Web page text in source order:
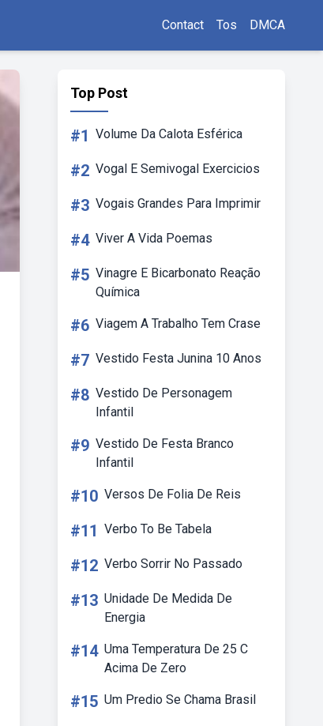
Contact Tos DMCA
Top Post
#1 Volume Da Calota Esférica
#2 Vogal E Semivogal Exercicios
#3 Vogais Grandes Para Imprimir
#4 Viver A Vida Poemas
#5 Vinagre E Bicarbonato Reação
Química
#6 Viagem A Trabalho Tem Crase
#7 Vestido Festa Junina 10 Anos
#8 Vestido De Personagem
Infantil
#9 Vestido De Festa Branco
Infantil
#10 Versos De Folia De Reis
#11 Verbo To Be Tabela
#12 Verbo Sorrir No Passado
#13 Unidade De Medida De
Energia
#14 Uma Temperatura De 25 C
Acima De Zero
#15 Um Predio Se Chama Brasil